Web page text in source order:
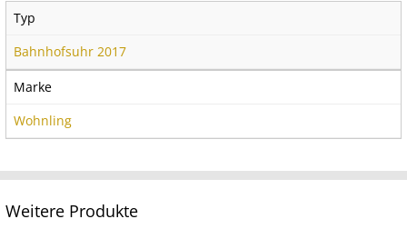
Typ
Bahnhofsuhr 2017
Marke
Wohnling
Weitere Produkte